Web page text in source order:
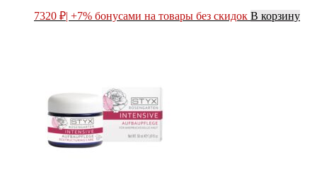
7320 ₽| +7% бонусами на товары без скидок В корзину